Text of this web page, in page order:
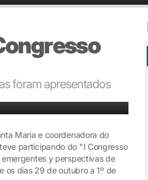
foram apresentados
Maria e coordenadora do
participando do "I Congresso
y perspectivas de
os dias 29 de outubro a 1º de